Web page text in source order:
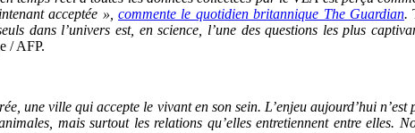
acceptée », commente le quotidien britannique The Guardian.
dans l’univers est, en science, l’une des questions les plus
/ AFP.
une ville qui accepte le vivant en son sein. L’enjeu aujourd’hui
mais surtout les relations qu’elles entretiennent entre